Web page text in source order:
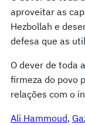
aproveitar as
Hezbollah e
defesa que as
O dever de toda
firmeza do povo
relações com o
Ali Hammoud,